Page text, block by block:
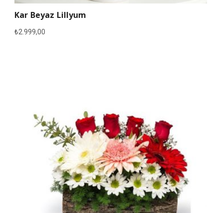
Kar Beyaz Lillyum
₺2.999,00